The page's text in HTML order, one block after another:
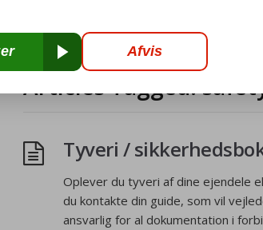
Articles Tagged:
Tyveri /
Oplever du tyveri af dine ejendele
du kontakte din guide, som vil
ansvarlig for al dokumentation i